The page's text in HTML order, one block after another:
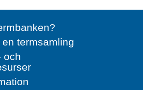
termsamling
och